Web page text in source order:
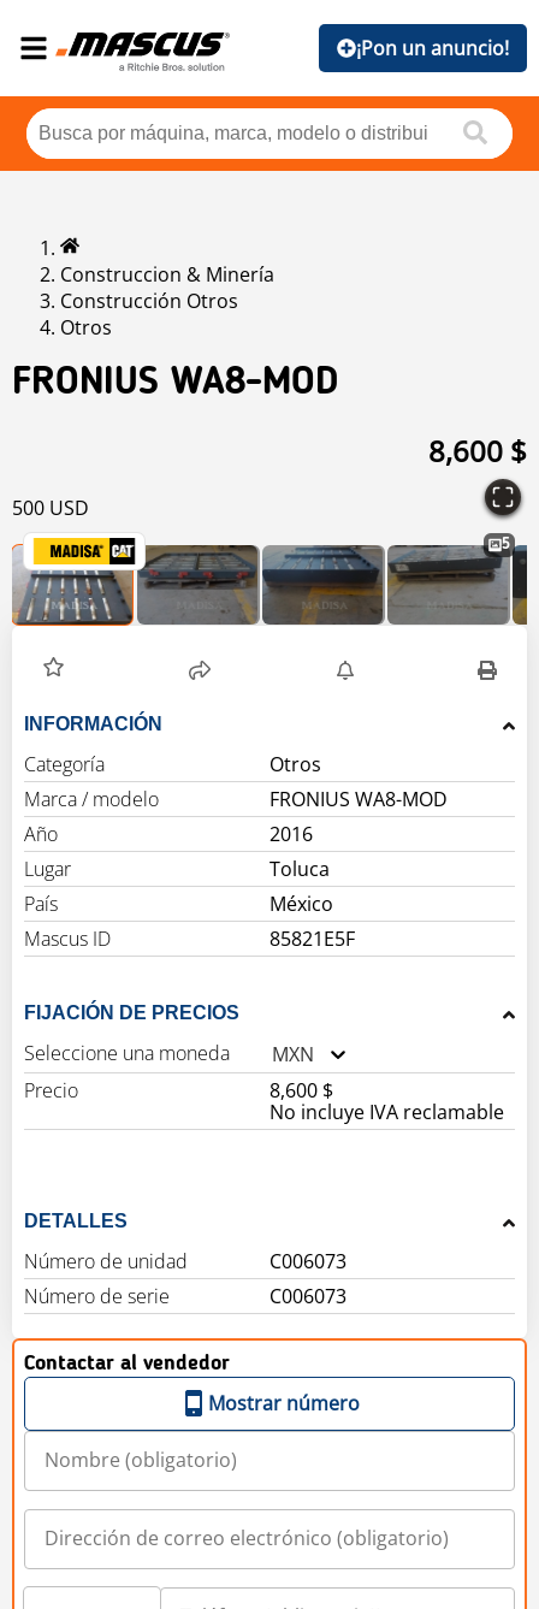
¡Pon un anuncio!
Construccion & Minería
Construcción Otros
Otros
FRONIUS WA8-MOD
8,600 $
500 USD
5
INFORMACIÓN
Categoría
Otros
Marca / modelo
FRONIUS WA8-MOD
Año
2016
Lugar
Toluca
País
México
Mascus ID
85821E5F
FIJACIÓN DE PRECIOS
Seleccione una moneda
MXN
Precio
8,600 $
No incluye IVA reclamable
DETALLES
Número de unidad
C006073
Número de serie
C006073
Contactar al vendedor
Mostrar número